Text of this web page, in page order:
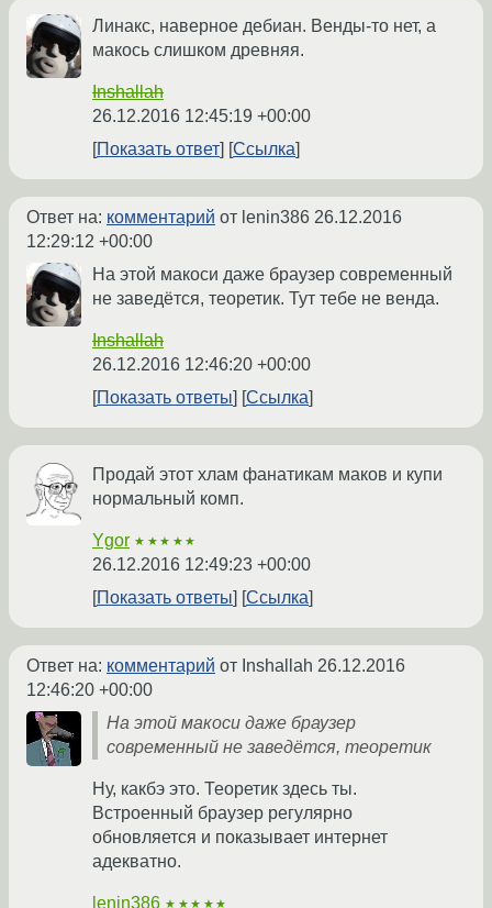
Линакс, наверное дебиан. Венды-то нет, а
макось слишком древняя.
Inshallah
26.12.2016 12:45:19 +00:00
Показать ответ
Ссылка
Ответ на: комментарий от lenin386 26.12.2016
12:29:12 +00:00
На этой макоси даже браузер современный
не заведётся, теоретик. Тут тебе не венда.
Inshallah
26.12.2016 12:46:20 +00:00
Показать ответы
Ссылка
Продай этот хлам фанатикам маков и купи
нормальный комп.
Ygor ★★★★★
26.12.2016 12:49:23 +00:00
Показать ответы
Ссылка
Ответ на: комментарий от Inshallah 26.12.2016
12:46:20 +00:00
На этой макоси даже браузер
современный не заведётся, теоретик
Ну, какбэ это. Теоретик здесь ты.
Встроенный браузер регулярно
обновляется и показывает интернет
адекватно.
lenin386 ★★★★★